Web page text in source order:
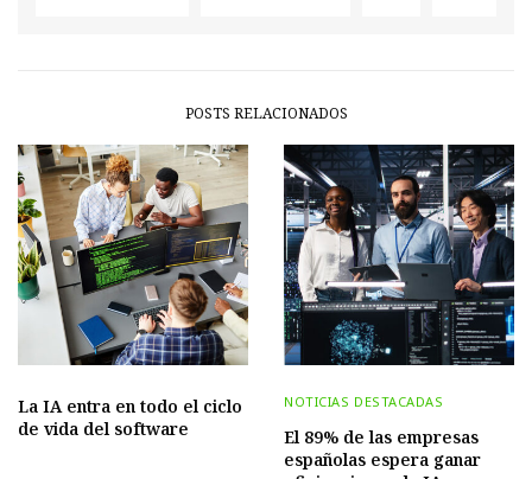
POSTS RELACIONADOS
La IA entra en todo el ciclo
de vida del software
NOTICIAS DESTACADAS
El 89% de las empresas
españolas espera ganar